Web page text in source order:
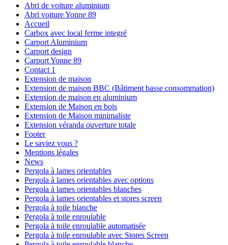
Abri de voiture aluminium
Abri voiture Yonne 89
Accueil
Carbox avec local ferme integré
Carport Aluminium
Carport design
Carport Yonne 89
Contact 1
Extension de maison
Extension de maison BBC (Bâtiment basse consommation)
Extension de maison en aluminium
Extension de Maison en bois
Extension de Maison minimaliste
Extension véranda ouverture totale
Footer
Le saviez vous ?
Mentions légales
News
Pergola à lames orientables
Pergola à lames orientables avec options
Pergola à lames orientables blanches
Pergola à lames orientables et stores screen
Pergola à toile blanche
Pergola à toile enroulable
Pergola à toile enroulable automatisée
Pergola à toile enroulable avec Stores Screen